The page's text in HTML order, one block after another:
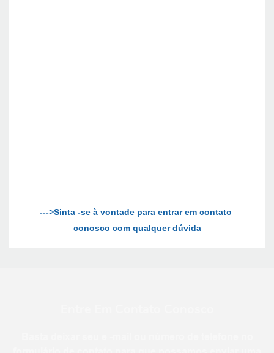
--->Sinta -se à vontade para entrar em contato
conosco com qualquer dúvida